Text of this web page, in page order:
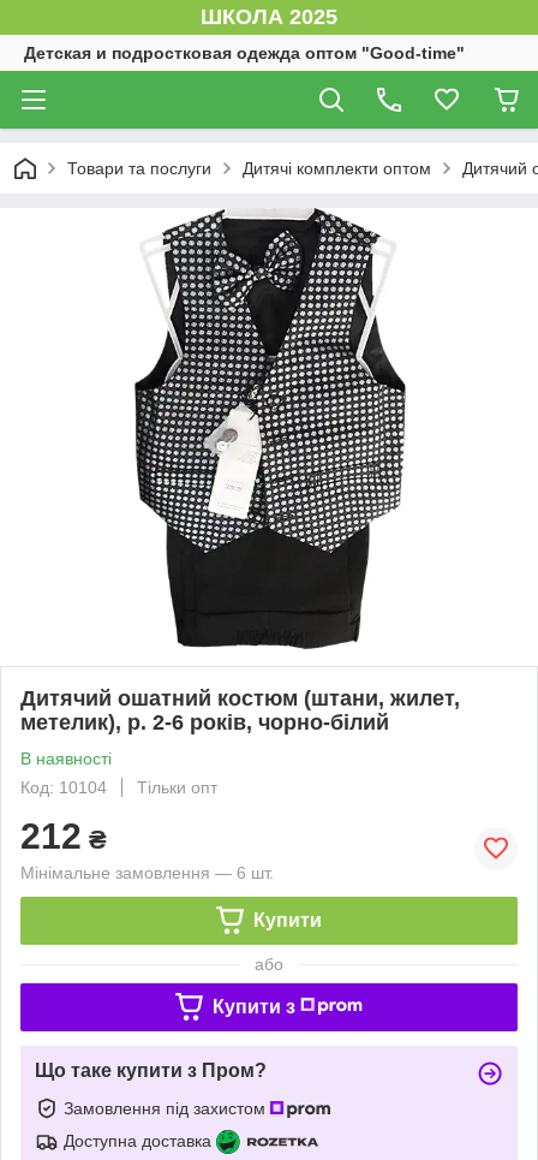
ШКОЛА 2025
Детская и подростковая одежда оптом "Good-time"
Товари та послуги Дитячі комплекти оптом Дитячий
Дитячий ошатний костюм (штани, жилет,
метелик), р. 2-6 років, чорно-білий
В наявності
Код: 10104
Тільки опт
212 ₴
Мінімальне замовлення — 6 шт.
Купити
або
Купити з
Що таке купити з Пром?
Замовлення під захистом
Доступна доставка